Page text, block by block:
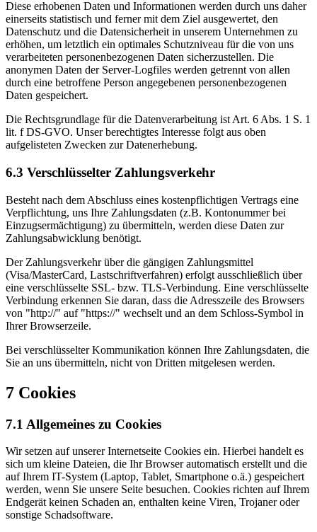
Diese erhobenen Daten und Informationen werden durch uns daher
einerseits statistisch und ferner mit dem Ziel ausgewertet, den
Datenschutz und die Datensicherheit in unserem Unternehmen zu
erhöhen, um letztlich ein optimales Schutzniveau für die von uns
verarbeiteten personenbezogenen Daten sicherzustellen. Die
anonymen Daten der Server-Logfiles werden getrennt von allen
durch eine betroffene Person angegebenen personenbezogenen
Daten gespeichert.
Die Rechtsgrundlage für die Datenverarbeitung ist Art. 6 Abs. 1 S. 1
lit. f DS-GVO. Unser berechtigtes Interesse folgt aus oben
aufgelisteten Zwecken zur Datenerhebung.
6.3 Verschlüsselter Zahlungsverkehr
Besteht nach dem Abschluss eines kostenpflichtigen Vertrags eine
Verpflichtung, uns Ihre Zahlungsdaten (z.B. Kontonummer bei
Einzugsermächtigung) zu übermitteln, werden diese Daten zur
Zahlungsabwicklung benötigt.
Der Zahlungsverkehr über die gängigen Zahlungsmittel
(Visa/MasterCard, Lastschriftverfahren) erfolgt ausschließlich über
eine verschlüsselte SSL- bzw. TLS-Verbindung. Eine verschlüsselte
Verbindung erkennen Sie daran, dass die Adresszeile des Browsers
von "http://" auf "https://" wechselt und an dem Schloss-Symbol in
Ihrer Browserzeile.
Bei verschlüsselter Kommunikation können Ihre Zahlungsdaten, die
Sie an uns übermitteln, nicht von Dritten mitgelesen werden.
7 Cookies
7.1 Allgemeines zu Cookies
Wir setzen auf unserer Internetseite Cookies ein. Hierbei handelt es
sich um kleine Dateien, die Ihr Browser automatisch erstellt und die
auf Ihrem IT-System (Laptop, Tablet, Smartphone o.ä.) gespeichert
werden, wenn Sie unsere Seite besuchen. Cookies richten auf Ihrem
Endgerät keinen Schaden an, enthalten keine Viren, Trojaner oder
sonstige Schadsoftware.